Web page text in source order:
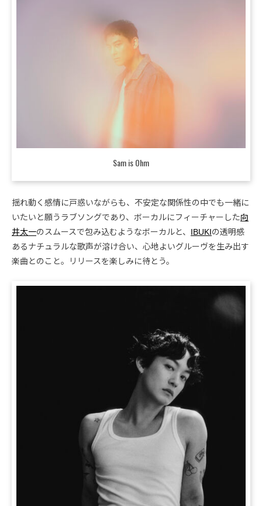
Sam is Ohm
揺れ動く感情に戸惑いながらも、不安定な関係性の中でも一緒に
いたいと願うラブソングであり、ボーカルにフィーチャーした向
井太一のスムースで包み込むようなボーカルと、 IBUKIの透明感
あるナチュラルな歌声が溶け合い、心地よいグルーヴを生み出す
楽曲とのこと。リリースを楽しみに待とう。